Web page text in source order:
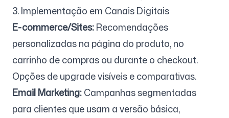
3. Implementação em Canais Digitais
E-commerce/Sites:Recomendações
personalizadas na página do produto, no
carrinho de compras ou durante o checkout.
Opções de upgrade visíveis e comparativas.
Email Marketing:Campanhas segmentadas
para clientes que usam a versão básica,